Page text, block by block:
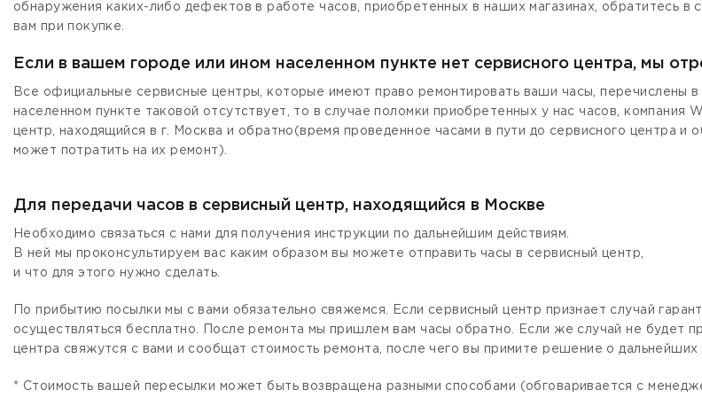
обнаружения каких-либо дефектов в работе часов, приобретенных в наших магазинах, обратитесь в
вам при покупке.
Если в вашем городе или ином населенном пункте нет сервисного центра, мы
Все официальные сервисные центры, которые имеют право ремонтировать ваши часы, перечислены
населенном пункте таковой отсутствует, то в случае поломки приобретенных у нас часов,
центр, находящийся в г. Москва и обратно(время проведенное часами в пути до сервисного центра и
может потратить на их ремонт).
Для передачи часов в сервисный центр, находящийся в Москве
Необходимо связаться с нами для получения инструкции по дальнейшим действиям.
В ней мы проконсультируем вас каким образом вы можете отправить часы в сервисный центр,
и что для этого нужно сделать.
По прибытию посылки мы с вами обязательно свяжемся. Если сервисный центр признает случай
осуществляться бесплатно. После ремонта мы пришлем вам часы обратно. Если же случай не будет
центра свяжутся с вами и сообщат стоимость ремонта, после чего вы примите решение о дальнейших
* Стоимость вашей пересылки может быть возвращена разными способами (обговаривается с